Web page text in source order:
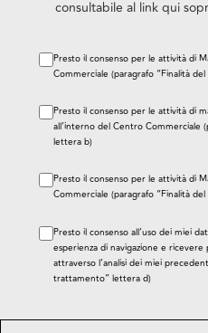
consultabile al link qui
Presto il consenso per le attività di
Commerciale (paragrafo “Finalità
Presto il consenso per le attività di
all’interno del Centro Commerciale
lettera b)
Presto il consenso per le attività di
Commerciale (paragrafo “Finalità
Presto il consenso all’uso dei miei
esperienza di navigazione e
attraverso l’analisi dei miei
trattamento” lettera d)